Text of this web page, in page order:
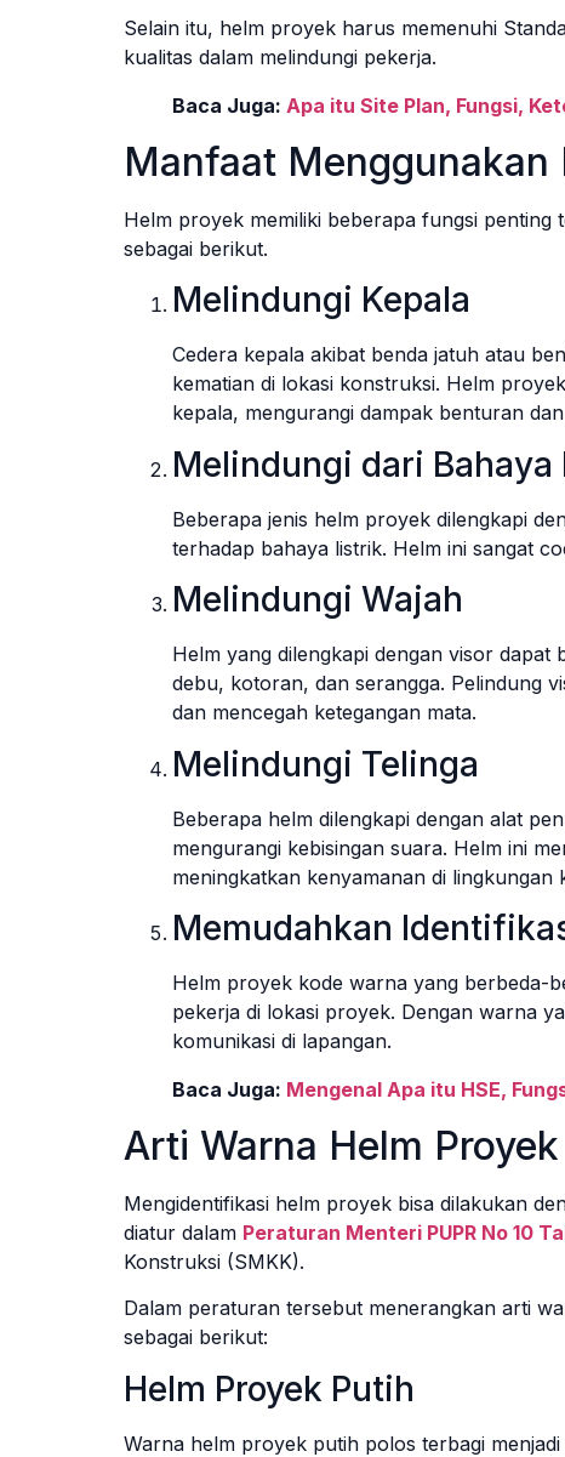
Selain itu, helm proyek harus memenuhi
kualitas dalam melindungi pekerja.
Baca Juga: Apa itu Site Plan, Fungsi,
Manfaat Menggunakan
Helm proyek memiliki beberapa fungsi penting
sebagai berikut.
Melindungi Kepala
Cedera kepala akibat benda jatuh atau
kematian di lokasi konstruksi. Helm
kepala, mengurangi dampak benturan
Melindungi dari
Beberapa jenis helm proyek dilengkapi
terhadap bahaya listrik. Helm ini sangat
Melindungi Wajah
Helm yang dilengkapi dengan visor
debu, kotoran, dan serangga. Pelindung
dan mencegah ketegangan mata.
Melindungi Telinga
Beberapa helm dilengkapi dengan alat
mengurangi kebisingan suara. Helm ini
meningkatkan kenyamanan di lingkungan
Memudahkan
Helm proyek kode warna yang berbeda-
pekerja di lokasi proyek. Dengan warna
komunikasi di lapangan.
Baca Juga: Mengenal Apa itu HSE,
Arti Warna Helm Proyek
Mengidentifikasi helm proyek bisa dilakukan
diatur dalam Peraturan Menteri PUPR No 10
Konstruksi (SMKK).
Dalam peraturan tersebut menerangkan arti
sebagai berikut:
Helm Proyek Putih
Warna helm proyek putih polos terbagi menjadi